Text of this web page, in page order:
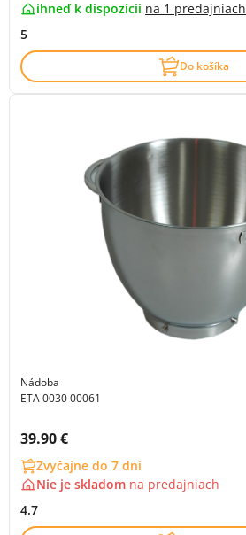
ihneď k dispozícii na 1 predajniach
5
Do košíka
Nádoba
ETA 0030 00061
Cena s DPH:
39.90 €
Zvyčajne do 7 dní
Nie je skladom na predajniach
4.7